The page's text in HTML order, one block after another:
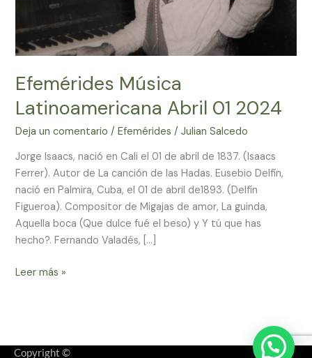
Efemérides Música
Latinoamericana Abril 01 2024
Deja un comentario /Efemérides /Julian Salcedo
Jorge Isaacs, nació en Cali el 01 de abril de 1837. (Isaacs
Ferrer). Autor de La canción de las Hadas. Eusebio Delfín,
nació en Palmira, Cuba, el 01 de abril de1893. (Delfín
Figueroa). Compositor de Migajas de amor, La guinda,
Aquella boca (Que dulce fué el beso) y Y tú que has
hecho?. Fernando Valadés, […]
Leer más »
Copyright ©